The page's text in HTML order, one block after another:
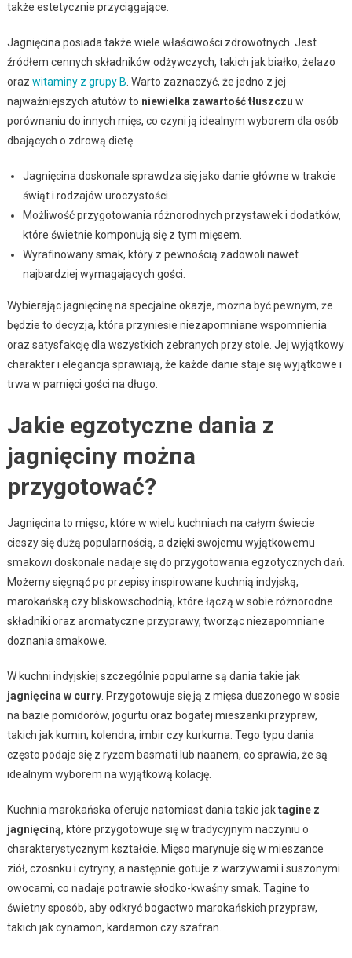
także estetycznie przyciągające.
Jagnięcina posiada także wiele właściwości zdrowotnych. Jest
źródłem cennych składników odżywczych, takich jak białko, żelazo
oraz witaminy z grupy B . Warto zaznaczyć, że jedno z jej
najważniejszych atutów to niewielka zawartość tłuszczu w
porównaniu do innych mięs, co czyni ją idealnym wyborem dla osób
dbających o zdrową dietę.
Jagnięcina doskonale sprawdza się jako danie główne w trakcie
świąt i rodzajów uroczystości.
Możliwość przygotowania różnorodnych przystawek i dodatków,
które świetnie komponują się z tym mięsem.
Wyrafinowany smak, który z pewnością zadowoli nawet
najbardziej wymagających gości.
Wybierając jagnięcinę na specjalne okazje, można być pewnym, że
będzie to decyzja, która przyniesie niezapomniane wspomnienia
oraz satysfakcję dla wszystkich zebranych przy stole. Jej wyjątkowy
charakter i elegancja sprawiają, że każde danie staje się wyjątkowe i
trwa w pamięci gości na długo.
Jakie egzotyczne dania z
jagnięciny można
przygotować?
Jagnięcina to mięso, które w wielu kuchniach na całym świecie
cieszy się dużą popularnością, a dzięki swojemu wyjątkowemu
smakowi doskonale nadaje się do przygotowania egzotycznych dań.
Możemy sięgnąć po przepisy inspirowane kuchnią indyjską,
marokańską czy bliskowschodnią, które łączą w sobie różnorodne
składniki oraz aromatyczne przyprawy, tworząc niezapomniane
doznania smakowe.
W kuchni indyjskiej szczególnie popularne są dania takie jak
jagnięcina w curry. Przygotowuje się ją z mięsa duszonego w sosie
na bazie pomidorów, jogurtu oraz bogatej mieszanki przypraw,
takich jak kumin, kolendra, imbir czy kurkuma. Tego typu dania
często podaje się z ryżem basmati lub naanem, co sprawia, że są
idealnym wyborem na wyjątkową kolację.
Kuchnia marokańska oferuje natomiast dania takie jaktagine z
jagnięciną, które przygotowuje się w tradycyjnym naczyniu o
charakterystycznym kształcie. Mięso marynuje się w mieszance
ziół, czosnku i cytryny, a następnie gotuje z warzywami i suszonymi
owocami, co nadaje potrawie słodko-kwaśny smak. Tagine to
świetny sposób, aby odkryć bogactwo marokańskich przypraw,
takich jak cynamon, kardamon czy szafran.